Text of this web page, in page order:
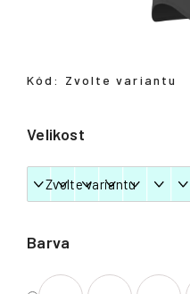
Barva
Velikost
Kód: Zvolte variantu